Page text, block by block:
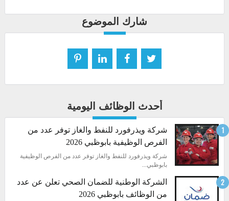
شارك الموضوع
أحدث الوظائف اليومية
شركة ويذرفورد للنفط والغاز توفر عدد من
الفرص الوظيفية بابوظبي 2026
شركة ويذرفورد للنفط والغاز توفر عدد من الفرص الوظيفية
بابوظبي...
الشركة الوطنية للضمان الصحي تعلن عن عدد
من الوظائف بابوظبي 2026